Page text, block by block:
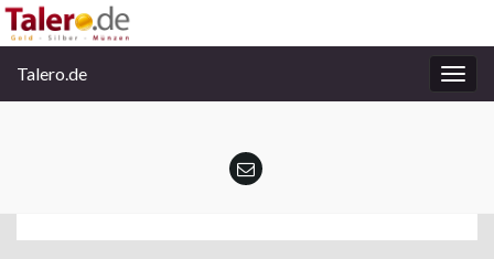
Talero.de